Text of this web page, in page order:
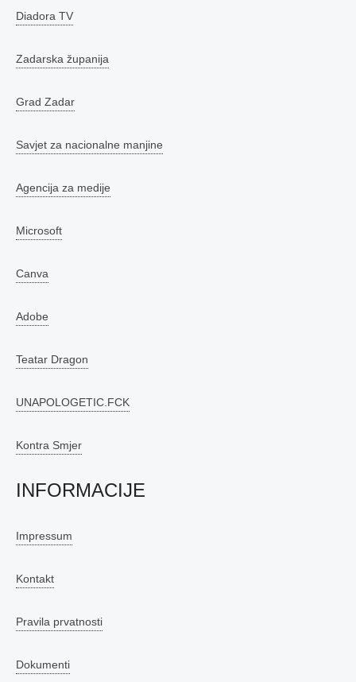
Diadora TV
Zadarska županija
Grad Zadar
Savjet za nacionalne manjine
Agencija za medije
Microsoft
Canva
Adobe
Teatar Dragon
UNAPOLOGETIC.FCK
Kontra Smjer
INFORMACIJE
Impressum
Kontakt
Pravila prvatnosti
Dokumenti